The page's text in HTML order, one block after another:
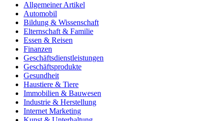
Allgemeiner Artikel
Automobil
Bildung & Wissenschaft
Elternschaft & Familie
Essen & Reisen
Finanzen
Geschäftsdienstleistungen
Geschäftsprodukte
Gesundheit
Haustiere & Tiere
Immobilien & Bauwesen
Industrie & Herstellung
Internet Marketing